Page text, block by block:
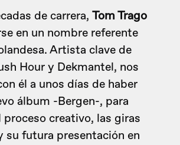
de carrera, Tom Trago
en un nombre referente
Artista clave de
Hour y Dekmantel, nos
él a unos días de haber
álbum -Bergen-, para
proceso creativo, las giras
su futura presentación en